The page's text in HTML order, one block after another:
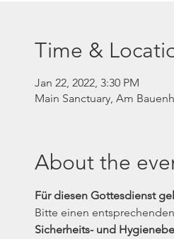
Time &
Jan 22, 2022, 3:30 PM
Main Sanctuary, Am
About the
Für diesen Gottesdienst
Bitte einen
Sicherheits- und